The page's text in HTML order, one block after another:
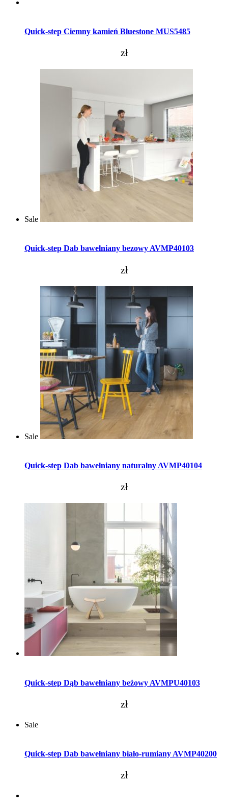
Quick-step Ciemny kamień Bluestone MUS5485
zł
Sale
Quick-step Dab bawelniany bezowy AVMP40103
zł
Sale
Quick-step Dab bawelniany naturalny AVMP40104
zł
Quick-step Dąb bawełniany beżowy AVMPU40103
zł
Sale
Quick-step Dab bawełniany biało-rumiany AVMP40200
zł